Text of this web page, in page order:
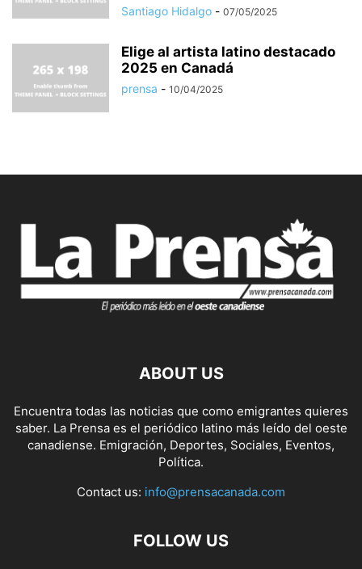
Santiago Hidalgo - 07/05/2025
Elige al artista latino destacado
2025 en Canadá
prensa - 10/04/2025
ABOUT US
Encuentra todas las noticias que como emigrantes quieres
saber. La Prensa es el periódico latino más leído del oeste
canadiense. Emigración, Deportes, Sociales, Eventos,
Política.
Contact us: info@prensacanada.com
FOLLOW US